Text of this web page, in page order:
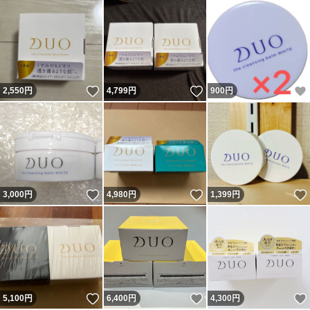
2,550円 いいね！
4,799円 いいね！
900円
3,000円 いいね！
4,980円 いいね！
1,399円
5,100円 いいね！
6,400円 いいね！
4,300円